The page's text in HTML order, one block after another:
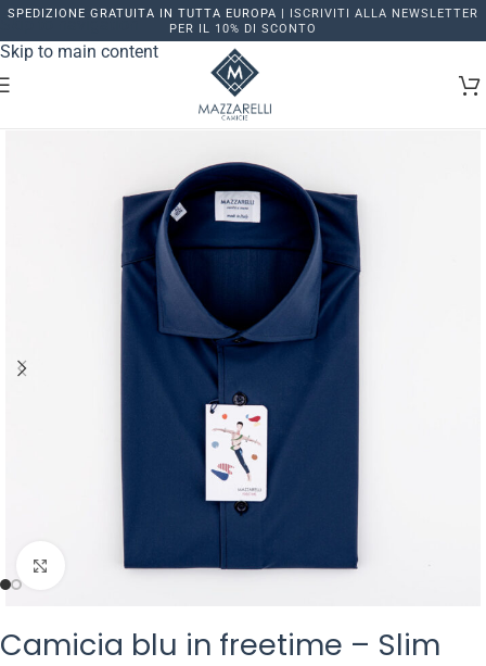
Skip to navigation
Skip to main content
SPEDIZIONE GRATUITA IN TUTTA EUROPA | ISCRIVITI ALLA NEWSLETTER
PER IL 10% DI SCONTO
Click to enlarge
Camicia blu in freetime – Slim